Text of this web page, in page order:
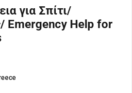
για Σπίτι/
Emergency Help for